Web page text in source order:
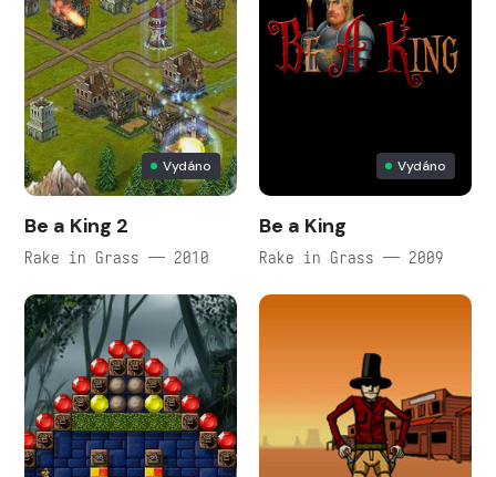
Vydáno
Be a King 2
Rake in Grass — 2010
Vydáno
Be a King
Rake in Grass — 2009